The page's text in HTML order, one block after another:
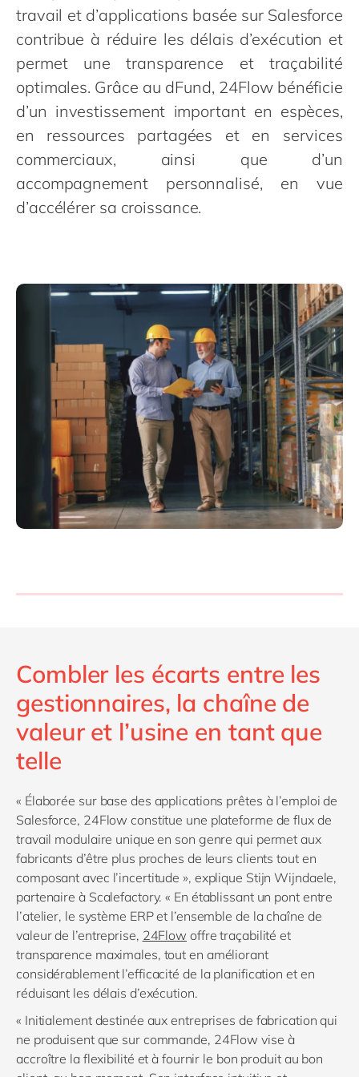
Philippines
Singapore
en
Switzerland
en
UK & Ireland
en
USA & Canada
en
travail et d’applications basée sur Salesforce
contribue à réduire les délais d’exécution et
permet une transparence et traçabilité
optimales. Grâce au dFund, 24Flow bénéficie
d’un investissement important en espèces,
en ressources partagées et en services
commerciaux, ainsi que d’un
accompagnement personnalisé, en vue
d’accélérer sa croissance.
Combler les écarts entre les
gestionnaires, la chaîne de
valeur et l’usine en tant que
telle
« Élaborée sur base des applications prêtes à l’emploi de
Salesforce, 24Flow constitue une plateforme de flux de
travail modulaire unique en son genre qui permet aux
fabricants d’être plus proches de leurs clients tout en
composant avec l’incertitude », explique Stijn Wijndaele,
partenaire à Scalefactory. « En établissant un pont entre
l’atelier, le système ERP et l’ensemble de la chaîne de
valeur de l’entreprise, 24Flow offre traçabilité et
transparence maximales, tout en améliorant
considérablement l’efficacité de la planification et en
réduisant les délais d’exécution.
« Initialement destinée aux entreprises de fabrication qui
ne produisent que sur commande, 24Flow vise à
accroître la flexibilité et à fournir le bon produit au bon